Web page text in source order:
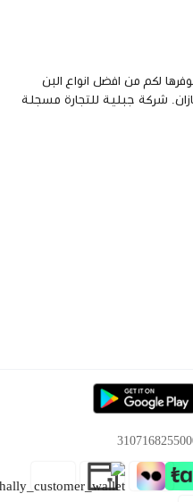
لكم من افضل انواع البن
شركة جبلية للتجارة مسجلة